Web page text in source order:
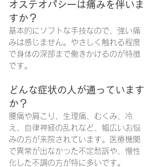
オステオパシーは痛みを伴いま
すか？
基本的にソフトな手技なので、強い痛
みは感じません。やさしく触れる程度
で身体の深部まで働きかけるのが特徴
です。
どんな症状の人が通っています
か？
腰痛や肩こり、生理痛、むくみ、冷
え、自律神経の乱れなど、幅広いお悩
みの方が来院されています。医療機関
で異常が出なかった不定愁訴や、慢性
化した不調の方が特に多いです。